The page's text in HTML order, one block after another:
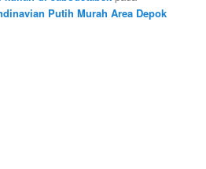
Putih Murah Area Depok